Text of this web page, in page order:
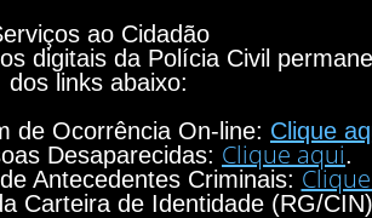
ao Cidadão
digitais da Polícia Civil
dos links abaixo:
de Ocorrência On-line: Clique
Desaparecidas: Clique aqui.
Antecedentes Criminais:
Carteira de Identidade (RG/